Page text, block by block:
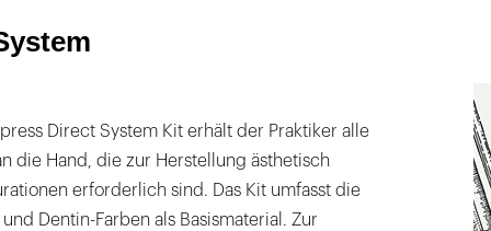
Direct System Kit erhält der Praktiker alle
die Hand, die zur Herstellung ästhetisch
erforderlich sind. Das Kit umfasst die
Dentin-Farben als Basismaterial. Zur